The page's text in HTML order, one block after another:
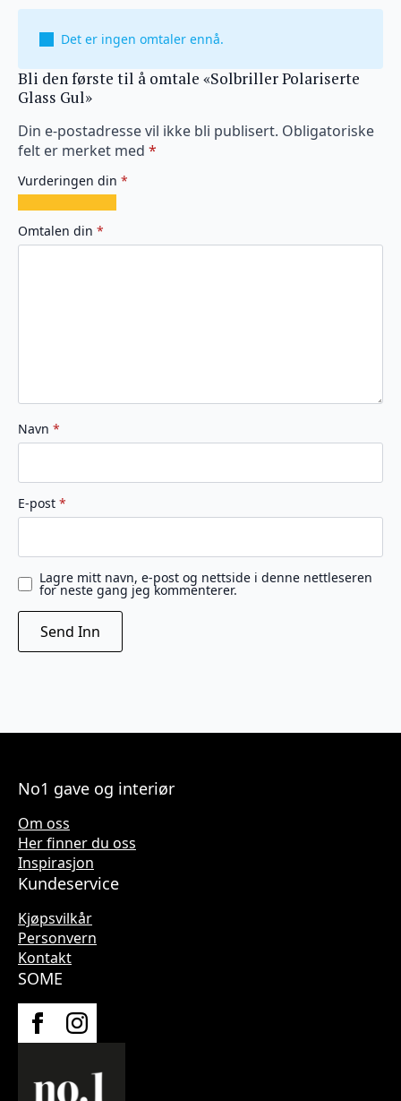
Det er ingen omtaler ennå.
Bli den første til å omtale «Solbriller Polariserte
Glass Gul»
Din e-postadresse vil ikke bli publisert. Obligatoriske
felt er merket med *
Vurderingen din *
av
5
av
5
av
5
av
5
av
5
Omtalen din *
Navn *
E-post *
Lagre mitt navn, e-post og nettside i denne nettleseren
for neste gang jeg kommenterer.
No1 gave og interiør
Om oss
Her finner du oss
Inspirasjon
Kundeservice
Kjøpsvilkår
Personvern
Kontakt
SOME